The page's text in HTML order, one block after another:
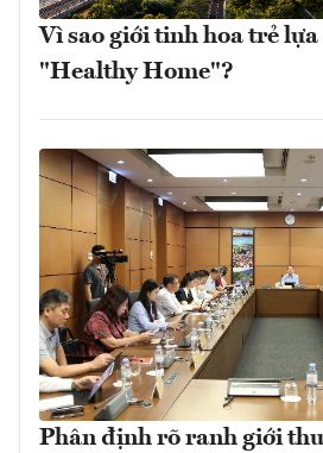
Vì sao giới tinh hoa trẻ lựa
"Healthy Home"?
Phân định rõ ranh giới